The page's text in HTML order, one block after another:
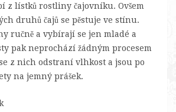
z lístků rostliny čajovníku. Ovšem
druhů čajů se pěstuje ve stínu.
ručně a vybírají se jen mladé a
pak neprochází žádným procesem
z nich odstraní vlhkost a jsou po
na jemný prášek.